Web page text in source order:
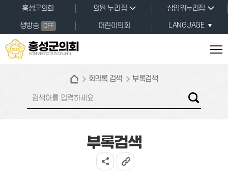
본문바로가기
홍성군의회 의원 누리집
상임위누리집
생방송
OFF 어린이의회 LANGUAGE
홍성군의회
HONGSEONG GUN COUNCIL
회의록 검색 부록검색
부록검색